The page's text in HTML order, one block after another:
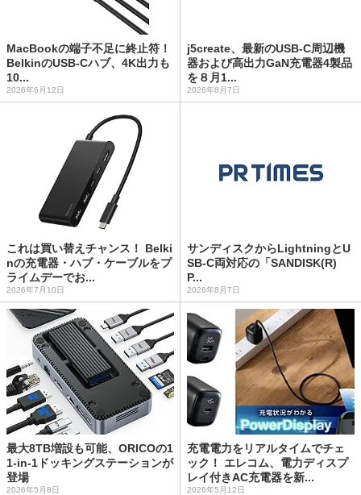
MacBookの端子不足に終止符！
BelkinのUSB-Cハブ、4K出力も
10...
2026年6月12日
j5create、最新のUSB-C周辺機
器および高出力GaN充電器4製品
を８月1...
2026年8月7日
これは買い替えチャンス！ Belki
nの充電器・ハブ・ケーブルをプ
ライムデーでお...
2026年7月10日
サンディスクからLightningとU
SB-C両対応の「SANDISK(R)
P...
2026年8月7日
最大8TB増設も可能、ORICOの1
1-in-1ドッキングステーションが
登場
2026年5月8日
充電電力をリアルタイムでチェ
ック！ エレコム、電力ディスプ
レイ付きAC充電器を新...
2026年5月12日